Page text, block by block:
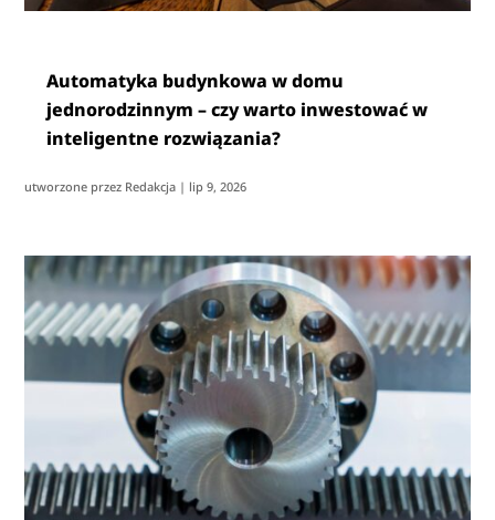
Automatyka budynkowa w domu
jednorodzinnym – czy warto inwestować w
inteligentne rozwiązania?
utworzone przez Redakcja | lip 9, 2026